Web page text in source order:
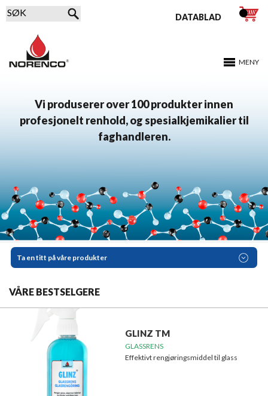
MENY
DATABLAD
Vi produserer over 100 produkter innen
profesjonelt renhold, og spesialkjemikalier til
faghandleren.
Ta en titt på våre produkter
VÅRE BESTSELGERE
GLINZ TM
GLASSRENS
Effektivt rengjøringsmiddel til glass